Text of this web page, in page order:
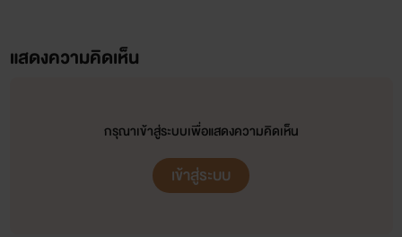
แสดงความคิดเห็น
กรุณาเข้าสู่ระบบเพื่อแสดงความคิดเห็น
เข้าสู่ระบบ